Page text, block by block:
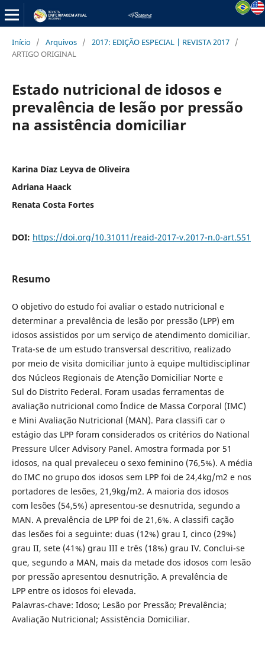
Início / Arquivos / 2017: EDIÇÃO ESPECIAL | REVISTA 2017 /
ARTIGO ORIGINAL
Estado nutricional de idosos e
prevalência de lesão por pressão
na assistência domiciliar
Karina Díaz Leyva de Oliveira
Adriana Haack
Renata Costa Fortes
DOI: https://doi.org/10.31011/reaid-2017-v.2017-n.0-art.551
Resumo
O objetivo do estudo foi avaliar o estado nutricional e
determinar a prevalência de lesão por pressão (LPP) em
idosos assistidos por um serviço de atendimento domiciliar.
Trata-se de um estudo transversal descritivo, realizado
por meio de visita domiciliar junto à equipe multidisciplinar
dos Núcleos Regionais de Atenção Domiciliar Norte e
Sul do Distrito Federal. Foram usadas ferramentas de
avaliação nutricional como Índice de Massa Corporal (IMC)
e Mini Avaliação Nutricional (MAN). Para classifi car o
estágio das LPP foram considerados os critérios do National
Pressure Ulcer Advisory Panel. Amostra formada por 51
idosos, na qual prevaleceu o sexo feminino (76,5%). A média
do IMC no grupo dos idosos sem LPP foi de 24,4kg/m2 e nos
portadores de lesões, 21,9kg/m2. A maioria dos idosos
com lesões (54,5%) apresentou-se desnutrida, segundo a
MAN. A prevalência de LPP foi de 21,6%. A classifi cação
das lesões foi a seguinte: duas (12%) grau I, cinco (29%)
grau II, sete (41%) grau III e três (18%) grau IV. Conclui-se
que, segundo a MAN, mais da metade dos idosos com lesão
por pressão apresentou desnutrição. A prevalência de
LPP entre os idosos foi elevada.
Palavras-chave: Idoso; Lesão por Pressão; Prevalência;
Avaliação Nutricional; Assistência Domiciliar.